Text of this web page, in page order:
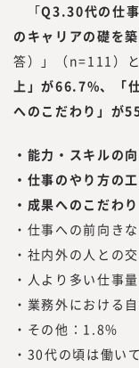
執筆者、わ
要があります
あり続け、企
する情報と、
読者のために
「Q3.30代の仕
のキャリアの礎を
答）」（n=111）
上」が66.7%、「
へのこだわり」が
・能力・スキルの
・仕事のやり方の
・成果へのこだわ
・仕事への前向き
・社内外の人との
・人より多い仕事
・業務外における
・その他：1.8%
・30代の頃は働い